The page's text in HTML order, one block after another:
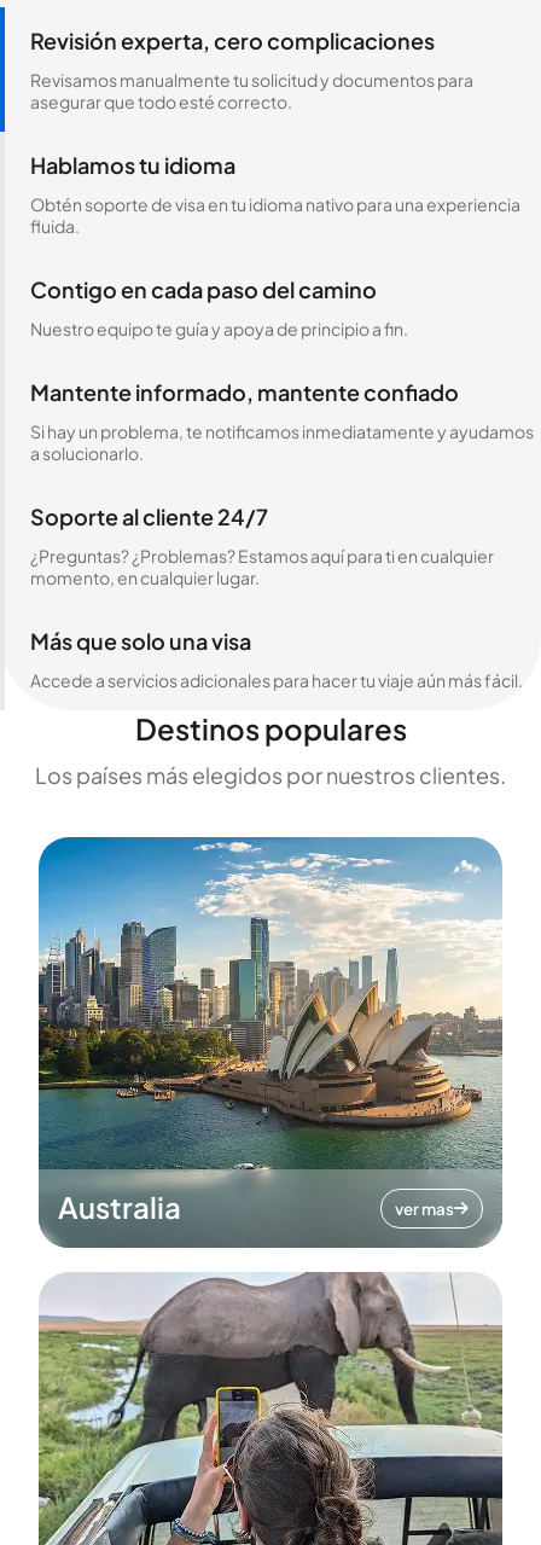
Revisión experta, cero complicaciones
Revisamos manualmente tu solicitud y documentos para
asegurar que todo esté correcto.
Hablamos tu idioma
Obtén soporte de visa en tu idioma nativo para una experiencia
fluida.
Contigo en cada paso del camino
Nuestro equipo te guía y apoya de principio a fin.
Mantente informado, mantente confiado
Si hay un problema, te notificamos inmediatamente y ayudamos
a solucionarlo.
Soporte al cliente 24/7
¿Preguntas? ¿Problemas? Estamos aquí para ti en cualquier
momento, en cualquier lugar.
Más que solo una visa
Accede a servicios adicionales para hacer tu viaje aún más fácil.
Destinos populares
Los países más elegidos por nuestros clientes.
Australia ver mas